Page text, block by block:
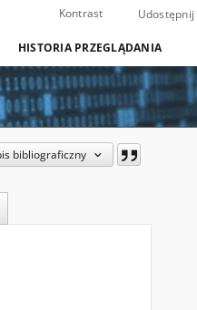
Kontrast Udostępnij
HISTORIA PRZEGLĄDANIA
bibliograficzny